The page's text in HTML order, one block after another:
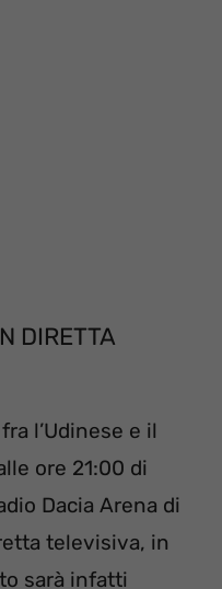
DIRETTA
l’Udinese e il
ore 21:00 di
Dacia Arena di
televisiva, in
sarà infatti